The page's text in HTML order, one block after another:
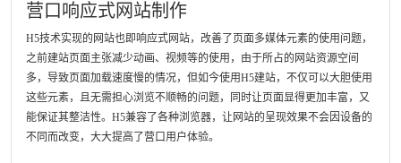
营口响应式网站制作
H5技术实现的网站也即响应式网站，改善了页面多媒体元素的使用问题，
之前建站页面主张减少动画、视频等的使用，由于所占的网站资源空间
多，导致页面加载速度慢的情况，但如今使用H5建站，不仅可以大胆使用
这些元素，且无需担心浏览不顺畅的问题，同时让页面显得更加丰富，又
能保证其整洁性。H5兼容了各种浏览器，让网站的呈现效果不会因设备的
不同而改变，大大提高了营口用户体验。